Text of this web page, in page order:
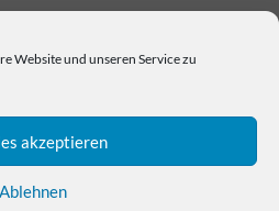
Website und unseren Service zu
akzeptieren
Ablehnen
Holstein